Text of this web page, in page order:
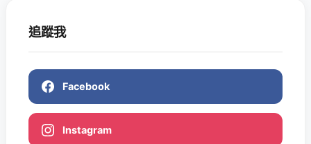
追蹤我
Facebook
Instagram